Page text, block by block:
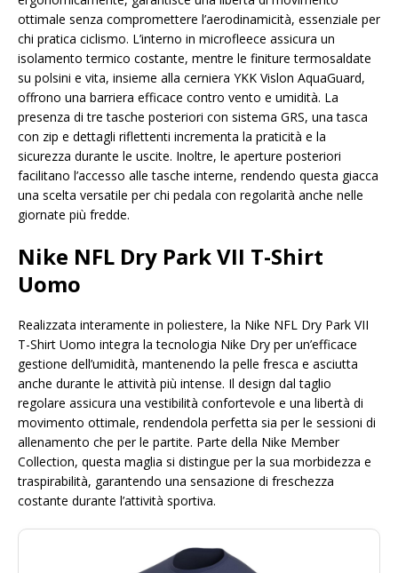
ottimale senza compromettere l’aerodinamicità, essenziale per
chi pratica ciclismo. L’interno in microfleece assicura un
isolamento termico costante, mentre le finiture termosaldate
su polsini e vita, insieme alla cerniera YKK Vislon AquaGuard,
offrono una barriera efficace contro vento e umidità. La
presenza di tre tasche posteriori con sistema GRS, una tasca
con zip e dettagli riflettenti incrementa la praticità e la
sicurezza durante le uscite. Inoltre, le aperture posteriori
facilitano l’accesso alle tasche interne, rendendo questa giacca
una scelta versatile per chi pedala con regolarità anche nelle
giornate più fredde.
Nike NFL Dry Park VII T-Shirt
Uomo
Realizzata interamente in poliestere, la Nike NFL Dry Park VII
T-Shirt Uomo integra la tecnologia Nike Dry per un’efficace
gestione dell’umidità, mantenendo la pelle fresca e asciutta
anche durante le attività più intense. Il design dal taglio
regolare assicura una vestibilità confortevole e una libertà di
movimento ottimale, rendendola perfetta sia per le sessioni di
allenamento che per le partite. Parte della Nike Member
Collection, questa maglia si distingue per la sua morbidezza e
traspirabilità, garantendo una sensazione di freschezza
costante durante l’attività sportiva.